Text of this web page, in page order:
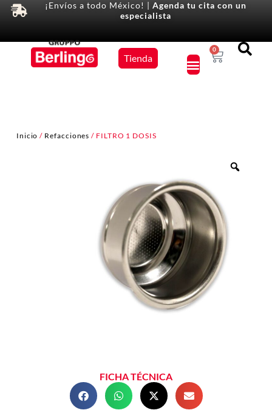
¡Envíos a todo México! | Agenda tu cita con un
especialista
Tienda
0
Inicio / Refacciones / FILTRO 1 DOSIS
FICHA TÉCNICA